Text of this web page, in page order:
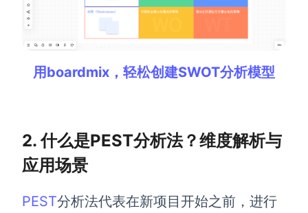
AI生成思维导图
AI生成流程图
AI生成用户旅程图
AI生成组织结构图
战略与流程设计
AI生成商业画布
AI生成SWOT分析
AI生成平衡计分卡
AI生成胜任力模型
用boardmix，轻松创建SWOT分析模型
2. 什么是PEST分析法？维度解析与
应用场景
PEST分析法代表在新项目开始之前，进行